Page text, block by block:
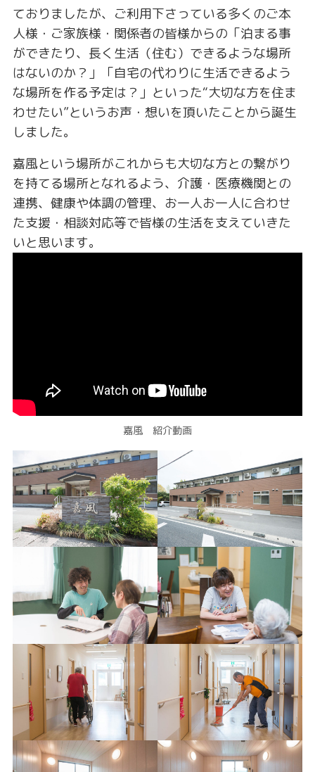
ておりましたが、ご利用下さっている多くのご本
人様・ご家族様・関係者の皆様からの「泊まる事
ができたり、長く生活（住む）できるような場所
はないのか？」「自宅の代わりに生活できるよう
な場所を作る予定は？」といった“大切な方を住ま
わせたい”というお声・想いを頂いたことから誕生
しました。
嘉風という場所がこれからも大切な方との繋がり
を持てる場所となれるよう、介護・医療機関との
連携、健康や体調の管理、お一人お一人に合わせ
た支援・相談対応等で皆様の生活を支えていきた
いと思います。
嘉風 紹介動画